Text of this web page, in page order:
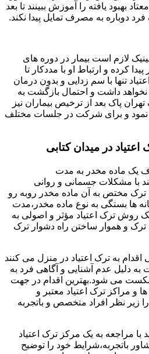
بهبود یافته را آموزش ببینند تا بعد
دوباره به مصرف تمایل پیدا نکند.
لازم است بیمار در دوره های
کرده و ارتباط او با مددکار تا
تنها با سم زدایی و بدون درمان
داشت و احتمال بازگشت به
تهران پاک بعد از ترخیص بیماران نیز
نمود و برای شرکت در جلسات مختلف
در میدان کتابی
یک ماده مخدر به مدت
با مشکلات جسمانی و روانی
ترک مختص به آن ماده مخدر روبه رو
ها بستگی به نوع ماده مخدر،مدت
ترک اعتیاد مؤثر و اصولی به
ترک و هموار ساختن راه دشوار ترک
به ترک اعتیاد در منزل می کنند
به دلیل عدم آشنایی و آگاهی فرد به
می شود.بهترین اقدام در جهت
و مراکز ترک اعتیاد معتبر و
زیر نظر افراد متخصص و باتجربه
با مراجعه به یک مرکز ترک اعتیاد
باتجربه،شرایط خود را توضیح